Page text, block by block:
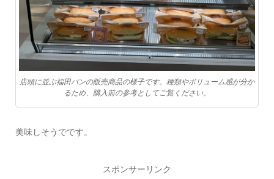
店頭に並ぶ福田パンの販売商品の様子です。種類やボリューム感が分か
るため、購入前の参考としてご覧ください。
美味しそうでです。
スポンサーリンク